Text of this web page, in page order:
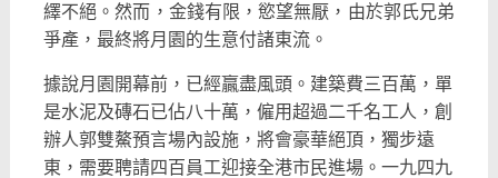
繹不絕。然而，金錢有限，慾望無厭，由於郭氏兄弟
爭產，最終將月園的生意付諸東流。
據說月園開幕前，已經贏盡風頭。建築費三百萬，單
是水泥及磚石已佔八十萬，僱用超過二千名工人，創
辦人郭雙鰲預言場內設施，將會豪華絕頂，獨步遠
東，需要聘請四百員工迎接全港市民進場。一九四九